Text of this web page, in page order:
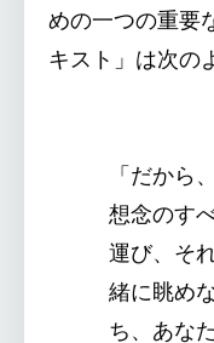
めの一つの重要
キスト」は次の
「だから
想念のす
運び、そ
緒に眺め
ち、あな